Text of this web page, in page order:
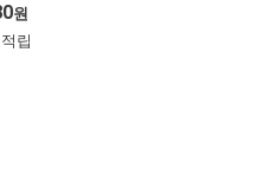
원
립